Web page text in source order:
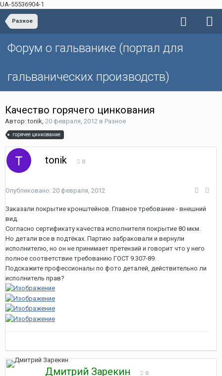
UA-55536904-1
Разное
Форум о гальванике (портал для
гальванических производств)
Качество горячего цинкования
Автор: tonik, 20 февраля, 2012 в Разное
горячее цинкование
tonik 0
Опубликовано: 20 февраля, 2012
Заказали покрытие кронштейнов. Главное требование - внешний
вид.
Согласно сертификату качества исполнителя покрытие 80 мкм.
Но детали все в подтёках. Партию забраковали и вернули
исполнителю, но он не принимает претензий и говорит что у него
полное соответствие требованию ГОСТ 9.307-89.
Подскажите профессионалы по фото деталей, действительно ли
исполнитель прав?
Дмитрий Зарекин 0